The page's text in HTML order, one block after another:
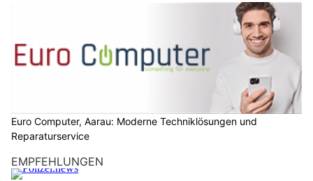
Euro Computer, Aarau: Moderne Techniklösungen und
Reparaturservice
EMPFEHLUNGEN